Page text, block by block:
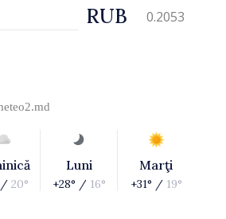
RUB 0.2053
/ 20°
Luni
+28° / 16°
Marţi
+31° / 19°